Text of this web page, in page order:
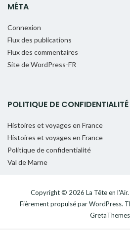
MÉTA
Connexion
Flux des publications
Flux des commentaires
Site de WordPress-FR
POLITIQUE DE CONFIDENTIALITÉ
Histoires et voyages en France
Histoires et voyages en France
Politique de confidentialité
Val de Marne
Copyright © 2026 La Tête en l'Air
Fièrement propulsé parWordPress.